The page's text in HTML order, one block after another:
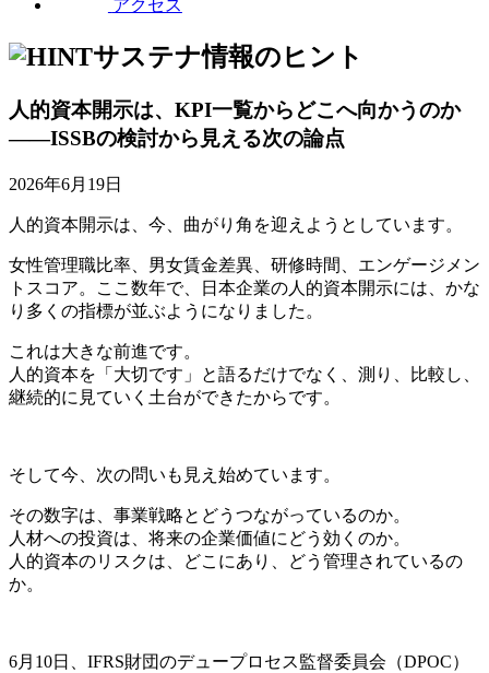
アクセス
サステナ情報のヒント
人的資本開示は、KPI一覧からどこへ向かうのか
——ISSBの検討から見える次の論点
2026年6月19日
人的資本開示は、今、曲がり角を迎えようとしています。
女性管理職比率、男女賃金差異、研修時間、エンゲージメン
トスコア。ここ数年で、日本企業の人的資本開示には、かな
り多くの指標が並ぶようになりました。
これは大きな前進です。
人的資本を「大切です」と語るだけでなく、測り、比較し、
継続的に見ていく土台ができたからです。
そして今、次の問いも見え始めています。
その数字は、事業戦略とどうつながっているのか。
人材への投資は、将来の企業価値にどう効くのか。
人的資本のリスクは、どこにあり、どう管理されているの
か。
6月10日、IFRS財団のデュープロセス監督委員会（DPOC）